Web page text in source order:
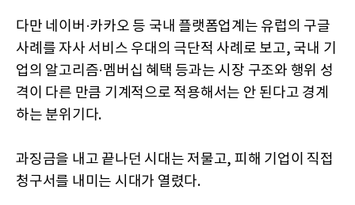
다만 네이버·카카오 등 국내 플랫폼업계는 유럽의 구글
사례를 자사 서비스 우대의 극단적 사례로 보고, 국내 기
업의 알고리즘·멤버십 혜택 등과는 시장 구조와 행위 성
격이 다른 만큼 기계적으로 적용해서는 안 된다고 경계
하는 분위기다.
과징금을 내고 끝나던 시대는 저물고, 피해 기업이 직접
청구서를 내미는 시대가 열렸다.